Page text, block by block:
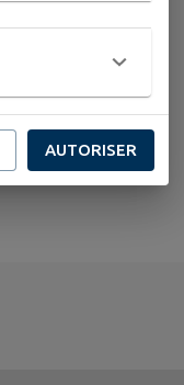
AUTORISER